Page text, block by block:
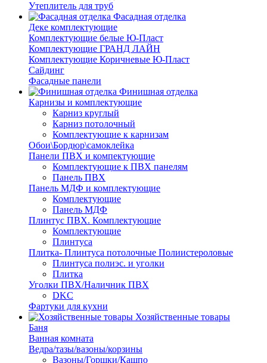
Утеплитель для труб
Фасадная отделка
Деке комплектующие
Комплектующие белые Ю-Пласт
Комплектующие ГРАНД ЛАЙН
Комплектующие Коричневые Ю-Пласт
Сайдинг
Фасадные панели
Финишная отделка
Карнизы и комплектующие
Карниз круглый
Карниз потолочный
Комплектующие к карнизам
Обои\Бордюр\самоклейка
Панели ПВХ и компектующие
Комплектующие к ПВХ панелям
Панель ПВХ
Панель МДФ и комплектующие
Комплектующие
Панель МДФ
Плинтус ПВХ. Комплектующие
Комплектующие
Плинтуса
Плитка- Плинтуса потолочные Полиистероловые
Плинтуса полиэс. и уголки
Плитка
Уголки ПВХ/Наличник ПВХ
DKC
Фартуки для кухни
Хозяйственные товары
Баня
Ванная комната
Ведра/тазы/вазоны/корзины
Вазоны/Горшки/Кашпо